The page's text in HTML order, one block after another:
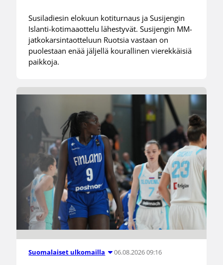
Susiladiesin elokuun kotiturnaus ja Susijengin
Islanti-kotimaaottelu lähestyvät. Susijengin MM-
jatkokarsintaotteluun Ruotsia vastaan on
puolestaan enää jäljellä kourallinen vierekkäisiä
paikkoja.
Suomalaiset ulkomailla 06.08.2026 09:16